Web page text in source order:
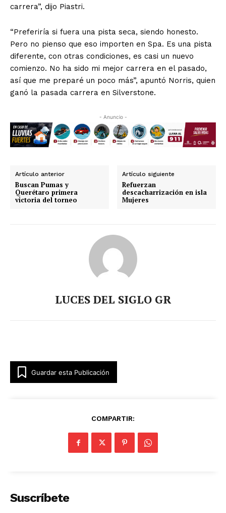
carrera”, dijo Piastri.
“Preferiría si fuera una pista seca, siendo honesto.
Pero no pienso que eso importen en Spa. Es una pista
diferente, con otras condiciones, es casi un nuevo
comienzo. No ha sido mi mejor carrera en el pasado,
así que me preparé un poco más”, apuntó Norris, quien
ganó la pasada carrera en Silverstone.
- Anuncio -
Artículo anterior
Buscan Pumas y
Querétaro primera
victoria del torneo
Artículo siguiente
Refuerzan
descacharrización en isla
Mujeres
LUCES DEL SIGLO GR
Guardar esta Publicación
COMPARTIR:
Suscríbete